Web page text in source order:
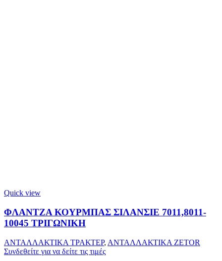
Quick view
ΦΛΑΝΤΖΑ ΚΟΥΡΜΠΑΣ ΣΙΛΑΝΣΙΕ 7011,8011-
10045 ΤΡΙΓΩΝΙΚΗ
ΑΝΤΑΛΛΑΚΤΙΚΑ ΤΡΑΚΤΕΡ, ΑΝΤΑΛΛΑΚΤΙΚΑ ZETOR
Συνδεθείτε για να δείτε τις τιμές